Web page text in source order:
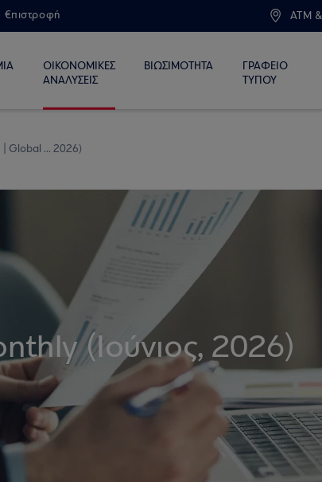
€πιστροφή ATM
ΟΙΚΟΝΟΜΙΚΕΣ
ΑΝΑΛΥΣΕΙΣ
ΒΙΩΣΙΜΟΤΗΤΑ
ΓΡΑΦΕΙΟ
ΤΥΠΟΥ
Global ... 2026)
(Ιούνιος, 2026)